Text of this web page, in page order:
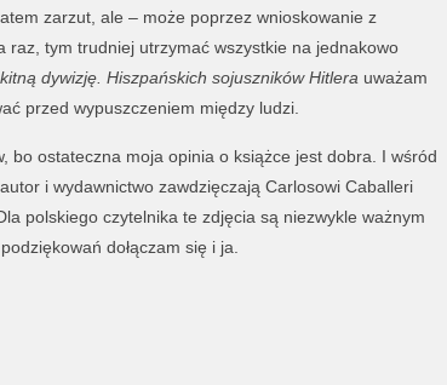
zarzut, ale – może poprzez wnioskowanie z
tym trudniej utrzymać wszystkie na jednakowo
dywizję. Hiszpańskich sojuszników Hitlera uważam
przed wypuszczeniem między ludzi.
bo ostateczna moja opinia o książce jest dobra. I wśród
i wydawnictwo zawdzięczają Carlosowi Caballeri
polskiego czytelnika te zdjęcia są niezwykle ważnym
dołączam się i ja.